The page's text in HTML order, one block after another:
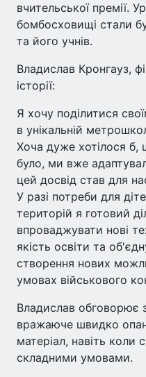
вчительської премії.
бомбосховищі стали
та його учнів.
Владислав Кронгауз,
історії:
Я хочу поділитися
в унікальній
Хоча дуже хотілося б,
було, ми вже
цей досвід став для
У разі потреби для
територій я готовий
впроваджувати нові
якість освіти та
створення нових
умовах військового
Владислав обговорює
вражаюче швидко
матеріал, навіть коли
складними умовами.